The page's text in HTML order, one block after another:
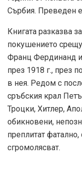
Сърбия. Преведен
Книгата разказва
покушението
Франц Фердинанд и
през 1918 г., през
в нея. Редом с
сръбския крал
Троцки, Хитлер,
обикновени,
преплитат
сгромолясват.